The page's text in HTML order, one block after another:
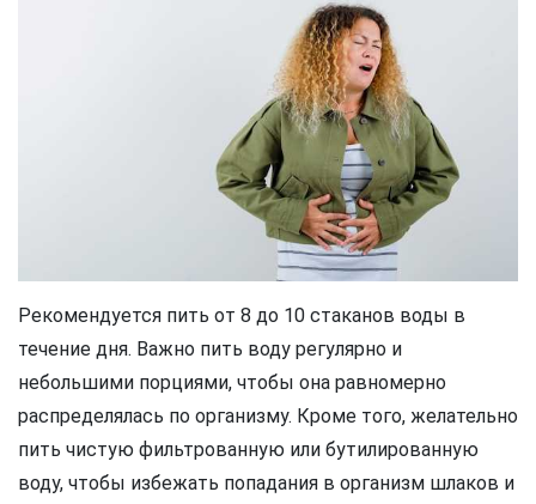
Рекомендуется пить от 8 до 10 стаканов воды в
течение дня. Важно пить воду регулярно и
небольшими порциями, чтобы она равномерно
распределялась по организму. Кроме того, желательно
пить чистую фильтрованную или бутилированную
воду, чтобы избежать попадания в организм шлаков и